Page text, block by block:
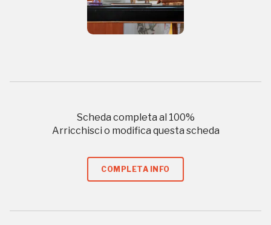
Scheda completa al 100%
Arricchisci o modifica questa scheda
COMPLETA INFO
Accedi alle informazioni per te più interessanti,
a quelle inerenti i luoghi più vicini e gli eventi
organizzati
Regalati 365 giorni di arte e cultura nell'Italia
più bella, risparmiando.